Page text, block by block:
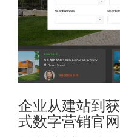
企业从建站到
式数字营销官网